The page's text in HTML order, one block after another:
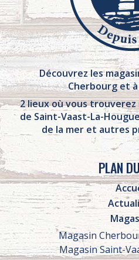
Découvrez les
Cherbourg et
2 lieux où vous
de Saint-Vaast-La-
de la mer et autres
PLAN
Magasin
Magasin Saint-